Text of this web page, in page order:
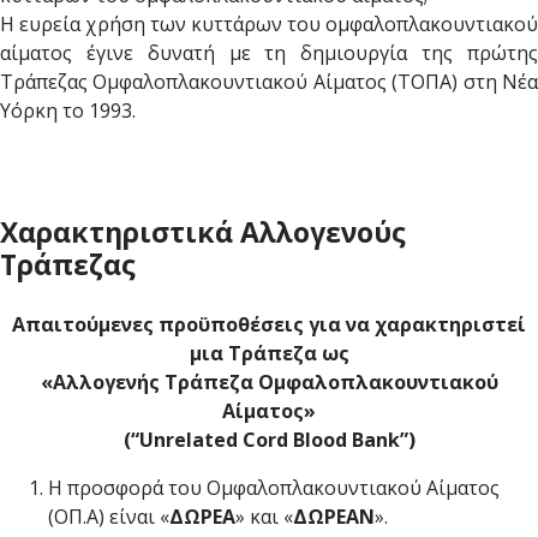
Η ευρεία χρήση των κυττάρων του ομφαλοπλακουντιακού
αίματος έγινε δυνατή με τη δημιουργία της πρώτης
Τράπεζας Ομφαλοπλακουντιακού Αίματος (ΤΟΠΑ) στη Νέα
Υόρκη το 1993.
Χαρακτηριστικά Αλλογενούς
Τράπεζας
Απαιτούμενες προϋποθέσεις για να χαρακτηριστεί
μια Τράπεζα ως
«Αλλογενής Τράπεζα Ομφαλοπλακουντιακού
Αίματος»
(“Unrelated Cord Blood Bank”)
Η προσφορά του Ομφαλοπλακουντιακού Αίματος
(ΟΠ.Α) είναι «ΔΩΡΕΑ» και «ΔΩΡΕΑΝ».